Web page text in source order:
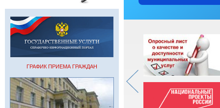
ГРАФИК ПРИЕМА ГРАЖДАН